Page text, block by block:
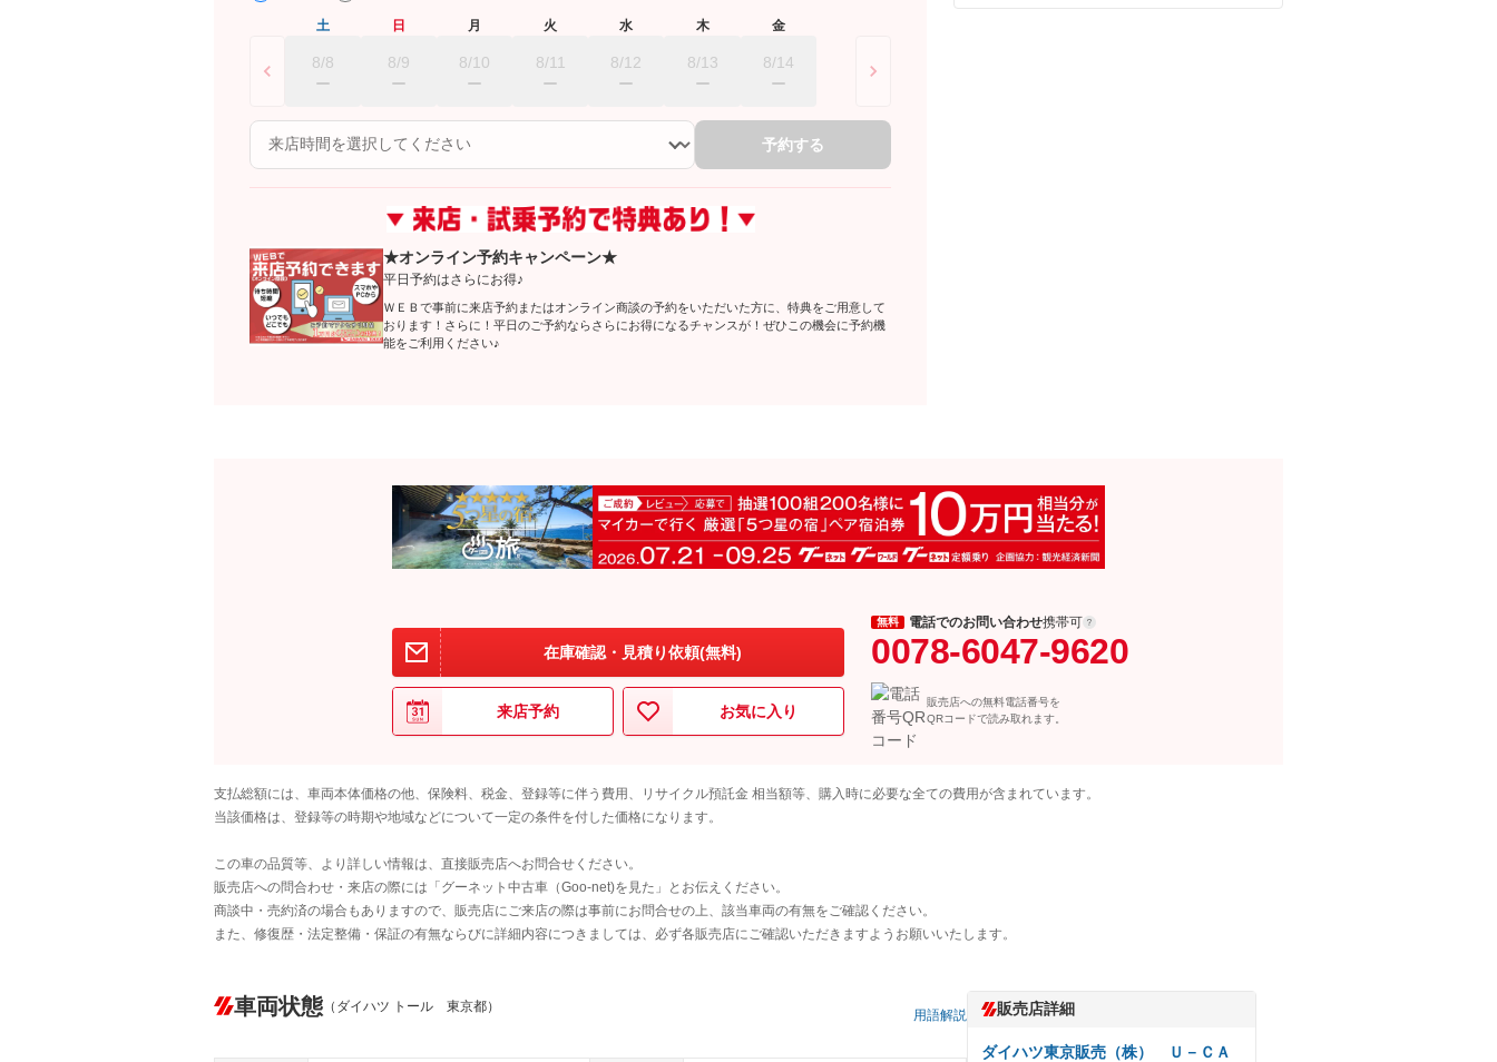
土
8/8
日
8/9
月
8/10
火
8/11
水
8/12
木
8/13
金
8/14
予約する
★オンライン予約キャンペーン★
平日予約はさらにお得♪
ＷＥＢで事前に来店予約またはオンライン商談の予約をいただいた方に、特典をご用意して
おります！さらに！平日のご予約ならさらにお得になるチャンスが！ぜひこの機会に予約機
能をご利用ください♪
在庫確認・見積り依頼(無料)
来店予約 お気に入り
無料 電話でのお問い合わせ携帯可
0078-6047-9620
販売店への無料電話番号を
QRコードで読み取れます。
支払総額には、車両本体価格の他、保険料、税金、登録等に伴う費用、リサイクル預託金 相当額等、購入時に必要な全ての費用が含まれています。
当該価格は、登録等の時期や地域などについて一定の条件を付した価格になります。
この車の品質等、より詳しい情報は、直接販売店へお問合せください。
販売店への問合わせ・来店の際には「グーネット中古車（Goo-net)を見た」とお伝えください。
商談中・売約済の場合もありますので、販売店にご来店の際は事前にお問合せの上、該当車両の有無をご確認ください。
また、修復歴・法定整備・保証の有無ならびに詳細内容につきましては、必ず各販売店にご確認いただきますようお願いいたします。
車両状態 （ダイハツ トール 東京都）
用語解説 販売店詳細
ダイハツ東京販売（株） Ｕ－ＣＡ